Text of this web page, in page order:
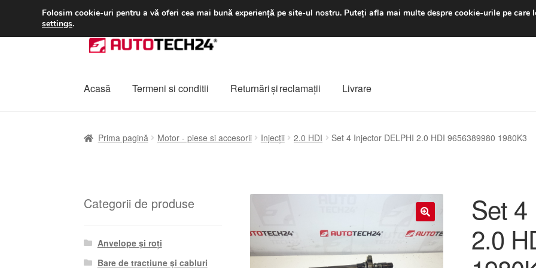
LIVRARE de la 33 lei luni-vineri 9 a.m. - 4
Sari
la
Sari
la
Acasă Termeni si conditii Returnări şi reclamații Livrare
Prima pagină Motor - piese si accesorii Injecții 2.0 HDI Set 4 Injector DELPHI 2.0 HDI 9656389980 1980K3
🔍
Set 4
2.0
Categorii de produse
Anvelope și roți
Bare de tracțiune și cabluri
Folosim cookie-uri pentru a vă oferi cea mai bună experiență pe site-ul nostru. Puteți afla mai multe despre cookie-urile pe
settings.